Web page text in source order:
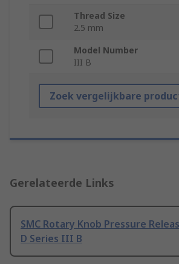
Thread Size
2.5 mm
Model Number
III B
Zoek vergelijkbare
Gerelateerde Links
SMC Rotary Knob Pressure
D Series III B